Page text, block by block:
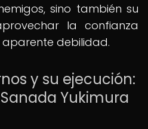
sino también su
la confianza
debilidad.
y su ejecución:
Yukimura